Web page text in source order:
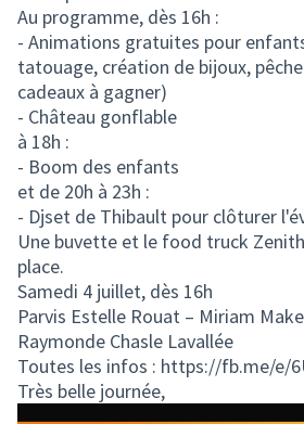
Au programme, dès 16h :
- Animations gratuites pour
tatouage, création de bijoux,
cadeaux à gagner)
- Château gonflable
à 18h :
- Boom des enfants
et de 20h à 23h :
- Djset de Thibault pour clôturer
Une buvette et le food truck
place.
Samedi 4 juillet, dès 16h
Parvis Estelle Rouat – Miriam
Raymonde Chasle Lavallée
Toutes les infos : https://fb.me/e/
Très belle journée,